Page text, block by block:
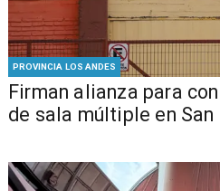
PROVINCIA LOS ANDES
​​Firman alianza para
de sala múltiple en San